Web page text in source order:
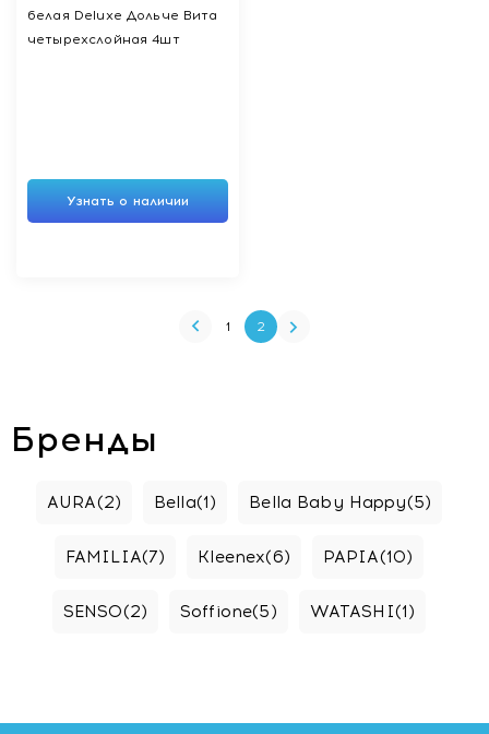
белая Deluxe Дольче Вита
четырехслойная 4шт
Узнать о наличии
1 2
Бренды
AURA(2) Bella(1) Bella Baby Happy(5)
FAMILIA(7) Kleenex(6) PAPIA(10)
SENSO(2) Soffione(5) WATASHI(1)